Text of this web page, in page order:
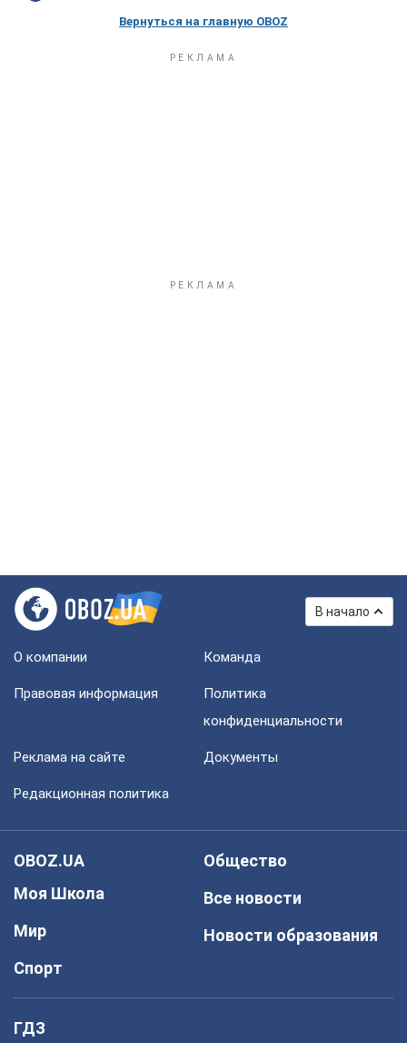
Вернуться на главную OBOZ
В начало
О компании Команда
Правовая информация
Политика
конфиденциальности
Реклама на сайте Документы
Редакционная политика
OBOZ.UA
Моя Школа
Мир
Спорт
Общество
Все новости
Новости образования
ГДЗ